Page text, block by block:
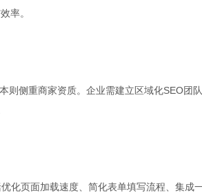
率。
则侧重商家资质。企业需建立区域化SEO团
化页面加载速度、简化表单填写流程、集成